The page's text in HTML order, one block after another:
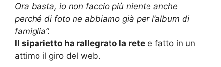
Ora basta, io non faccio più niente anche
perché di foto ne abbiamo già per l’album di
famiglia”.
Il siparietto ha rallegrato la rete e fatto in un
attimo il giro del web.